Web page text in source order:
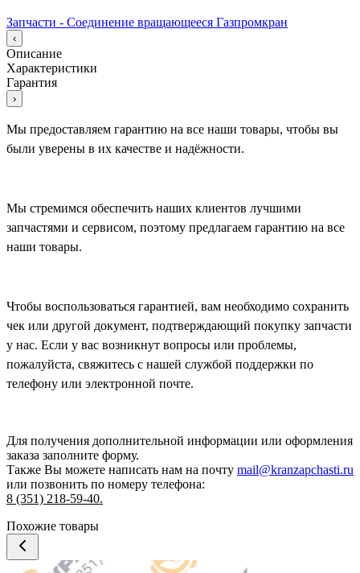
Запчасти - Соединение вращающееся Газпромкран
‹
Описание
Характеристики
Гарантия
›
Мы предоставляем гарантию на все наши товары, чтобы вы
были уверены в их качестве и надёжности.
Мы стремимся обеспечить наших клиентов лучшими
запчастями и сервисом, поэтому предлагаем гарантию на все
наши товары.
Чтобы воспользоваться гарантией, вам необходимо сохранить
чек или другой документ, подтверждающий покупку запчасти
у нас. Если у вас возникнут вопросы или проблемы,
пожалуйста, свяжитесь с нашей службой поддержки по
телефону или электронной почте.
Для получения дополнительной информации или оформления
заказа заполните форму.
Также Вы можете написать нам на почту mail@kranzapchasti.ru
или позвонить по номеру телефона:
8 (351) 218-59-40.
Похожие товары